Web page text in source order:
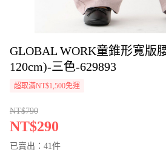
GLOBAL WORK童錐形寬版
120cm)-三色-629893
超取滿NT$1,500免運
NT$790
NT$290
已賣出：41件